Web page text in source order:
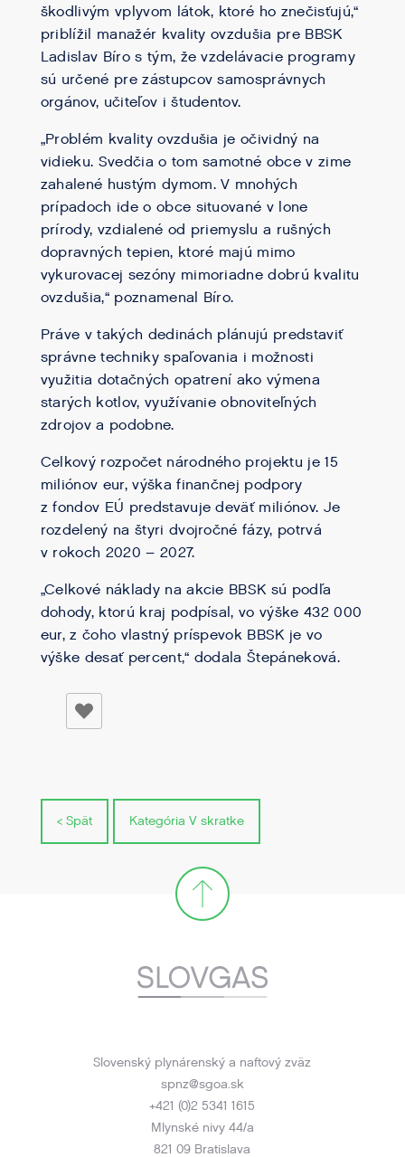
škodlivým vplyvom látok, ktoré ho znečisťujú,“
priblížil manažér kvality ovzdušia pre BBSK
Ladislav Bíro s tým, že vzdelávacie programy
sú určené pre zástupcov samosprávnych
orgánov, učiteľov i študentov.
„Problém kvality ovzdušia je očividný na
vidieku. Svedčia o tom samotné obce v zime
zahalené hustým dymom. V mnohých
prípadoch ide o obce situované v lone
prírody, vzdialené od priemyslu a rušných
dopravných tepien, ktoré majú mimo
vykurovacej sezóny mimoriadne dobrú kvalitu
ovzdušia,“ poznamenal Bíro.
Práve v takých dedinách plánujú predstaviť
správne techniky spaľovania i možnosti
využitia dotačných opatrení ako výmena
starých kotlov, využívanie obnoviteľných
zdrojov a podobne.
Celkový rozpočet národného projektu je 15
miliónov eur, výška finančnej podpory
z fondov EÚ predstavuje deväť miliónov. Je
rozdelený na štyri dvojročné fázy, potrvá
v rokoch 2020 – 2027.
„Celkové náklady na akcie BBSK sú podľa
dohody, ktorú kraj podpísal, vo výške 432 000
eur, z čoho vlastný príspevok BBSK je vo
výške desať percent,“ dodala Štepáneková.
< Spät Kategória V skratke
Slovenský plynárenský a naftový zväz
spnz@sgoa.sk
+421 (0)2 5341 1615
Mlynské nivy 44/a
821 09 Bratislava